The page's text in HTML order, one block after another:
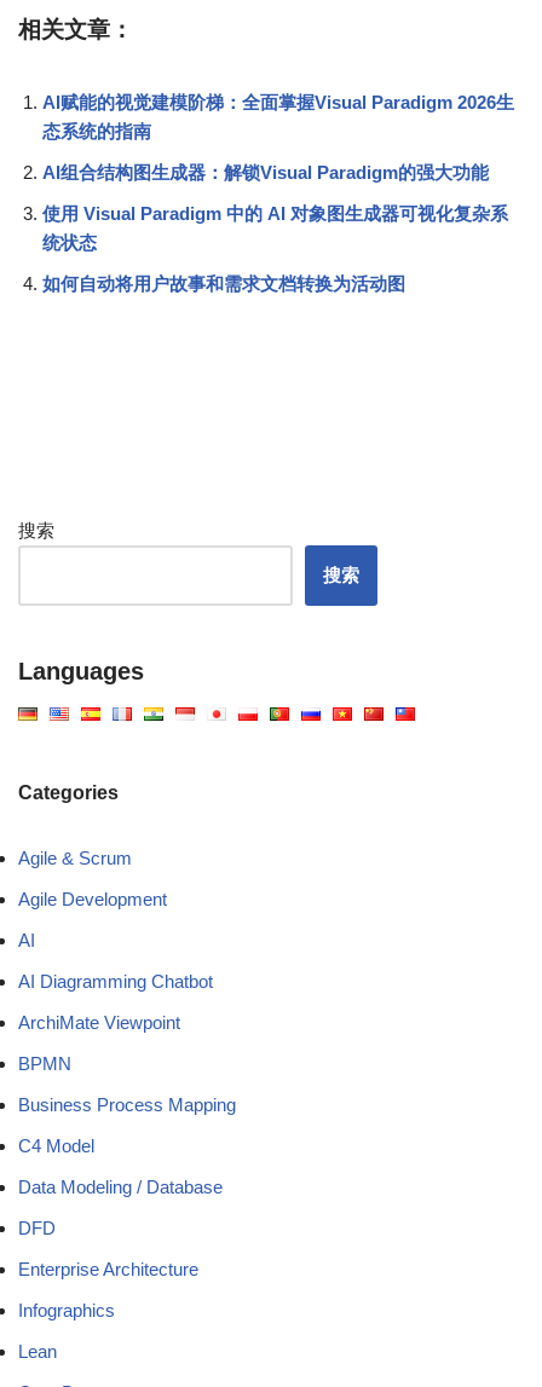
相关文章：
AI赋能的视觉建模阶梯：全面掌握Visual Paradigm 2026生
态系统的指南
AI组合结构图生成器：解锁Visual Paradigm的强大功能
使用 Visual Paradigm 中的 AI 对象图生成器可视化复杂系
统状态
如何自动将用户故事和需求文档转换为活动图
搜索
搜索
Languages
Categories
Agile & Scrum
Agile Development
AI
AI Diagramming Chatbot
ArchiMate Viewpoint
BPMN
Business Process Mapping
C4 Model
Data Modeling / Database
DFD
Enterprise Architecture
Infographics
Lean